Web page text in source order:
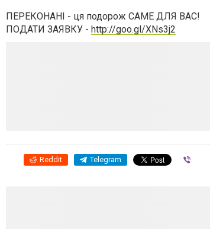
ПЕРЕКОНАНІ - ця подорож САМЕ ДЛЯ ВАС!
ПОДАТИ ЗАЯВКУ - http://goo.gl/XNs3j2
Reddit Telegram